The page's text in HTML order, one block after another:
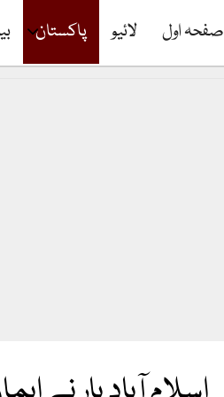
صفحہ اول لائیو پاکستان